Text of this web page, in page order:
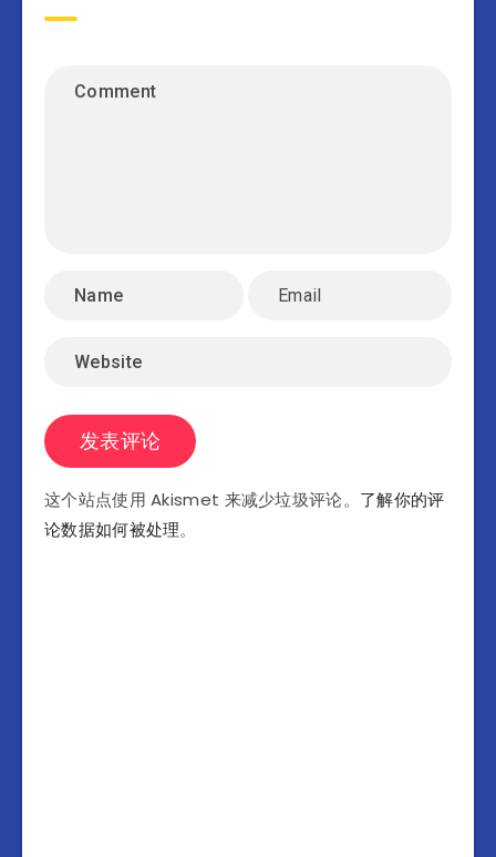
这个站点使用 Akismet 来减少垃圾评论。 了解你的评
论数据如何被处理。